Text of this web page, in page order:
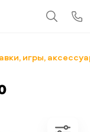
игры,